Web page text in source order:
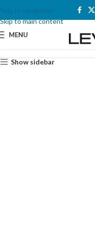
Skip to navigation
Skip to main content
MENU
Show sidebar